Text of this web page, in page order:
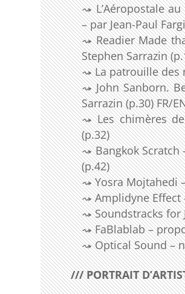
L’Aéropostale
– par Jean-Paul
Readier Made
Stephen Sarrazin
La patrouille des
John Sanborn.
Sarrazin (p.30) FR/
Les chimères
(p.32)
Bangkok Scratch
(p.42)
Yosra Mojtahedi
Amplidyne
Soundstracks for
FaBlablab –
Optical Sound –
/// PORTRAIT